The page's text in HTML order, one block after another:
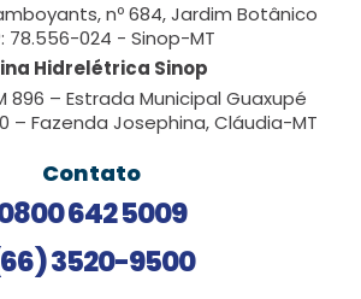
nº 684, Jardim Botânico
78.556-024 - Sinop-MT
Hidrelétrica Sinop
896 – Estrada Municipal Guaxupé
– Fazenda Josephina, Cláudia-MT
Contato
642 5009
3520-9500